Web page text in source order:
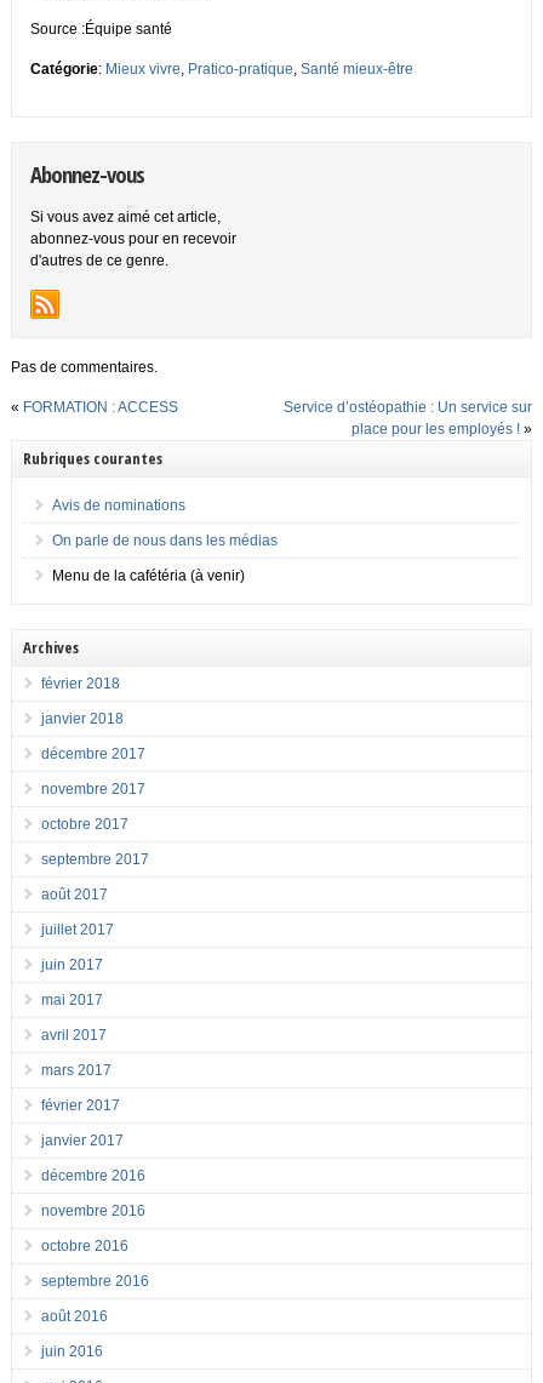
Source :Équipe santé
Catégorie: Mieux vivre, Pratico-pratique, Santé mieux-être
Abonnez-vous
Si vous avez aimé cet article,
abonnez-vous pour en recevoir
d'autres de ce genre.
Pas de commentaires.
« FORMATION : ACCESS
Service d’ostéopathie : Un service sur
place pour les employés ! »
Rubriques courantes
Avis de nominations
On parle de nous dans les médias
Menu de la cafétéria (à venir)
Archives
février 2018
janvier 2018
décembre 2017
novembre 2017
octobre 2017
septembre 2017
août 2017
juillet 2017
juin 2017
mai 2017
avril 2017
mars 2017
février 2017
janvier 2017
décembre 2016
novembre 2016
octobre 2016
septembre 2016
août 2016
juin 2016